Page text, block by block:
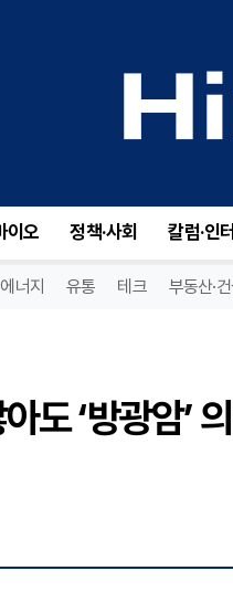
이오 정책·사회 칼럼·인
에너지 유통 테크 부동산·
도 ‘방광암’